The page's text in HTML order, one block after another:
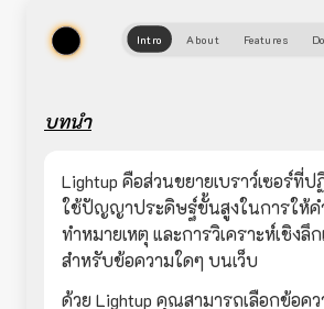
Intro About Features
บทนำ
Lightup คือส่วนขยายเบราว์เซอร์ที่ป
ใช้ปัญญาประดิษฐ์ขั้นสูงในการให้ค
ทำหมายเหตุ และการวิเคราะห์เชิง
สำหรับข้อความใดๆ บนเว็บ
ด้วย Lightup คุณสามารถเลือกข้อค